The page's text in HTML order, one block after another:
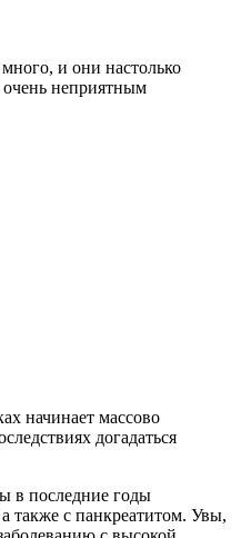
и они настолько
очень неприятным
начинает массово
догадаться
в последние годы
также с панкреатитом. Увы,